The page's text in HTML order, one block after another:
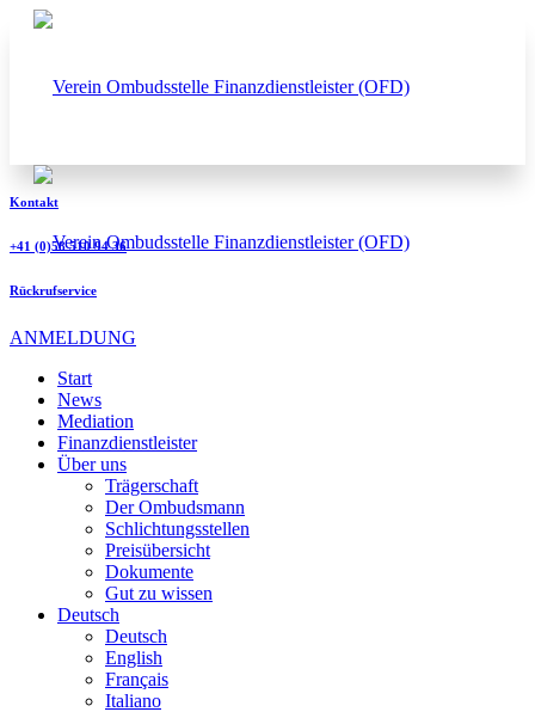
Kontakt
+41 (0)58 510 94 36
Rückrufservice
ANMELDUNG
Start
News
Mediation
Finanzdienstleister
Über uns
Trägerschaft
Der Ombudsmann
Schlichtungsstellen
Preisübersicht
Dokumente
Gut zu wissen
Deutsch
Deutsch
English
Français
Italiano